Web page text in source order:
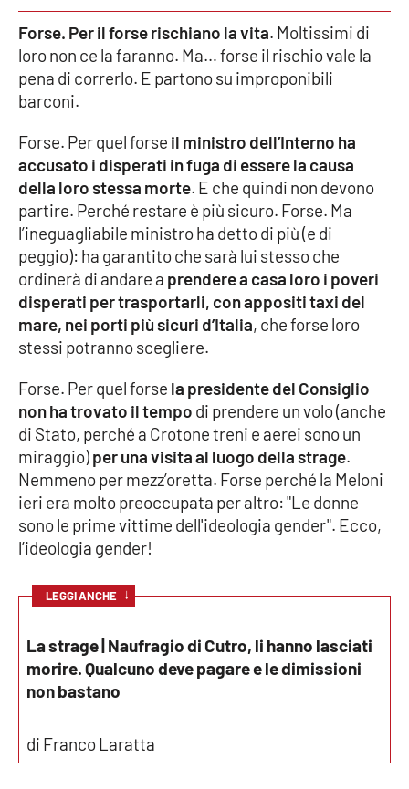
Cultura
Economia e Lavoro
Politica
Sanità
Società
Sport
RUBRICHE
Good Morning Vietnam
Parchi Marini Calabria
Leggendo Alvaro insieme
Imprese Di Calabria
Le perfidie di Antonella Grippo
Venti di comunicazione
STREAMING
LaC TV
LaC Network
Forse. Per il forse rischiano la vita. Moltissimi di
loro non ce la faranno. Ma… forse il rischio vale la
pena di correrlo. E partono su improponibili
barconi.
Forse. Per quel forse il ministro dell’Interno ha
accusato i disperati in fuga di essere la causa
della loro stessa morte. E che quindi non devono
partire. Perché restare è più sicuro. Forse. Ma
l’ineguagliabile ministro ha detto di più (e di
peggio): ha garantito che sarà lui stesso che
ordinerà di andare a prendere a casa loro i poveri
disperati per trasportarli, con appositi taxi del
mare, nei porti più sicuri d’Italia, che forse loro
stessi potranno scegliere.
Forse. Per quel forse la presidente del Consiglio
non ha trovato il tempo di prendere un volo (anche
di Stato, perché a Crotone treni e aerei sono un
miraggio)per una visita al luogo della strage.
Nemmeno per mezz’oretta. Forse perché la Meloni
ieri era molto preoccupata per altro: "Le donne
sono le prime vittime dell'ideologia gender". Ecco,
l’ideologia gender!
LEGGI ANCHE ↓
La strage | Naufragio di Cutro, li hanno lasciati
morire. Qualcuno deve pagare e le dimissioni
non bastano
di Franco Laratta